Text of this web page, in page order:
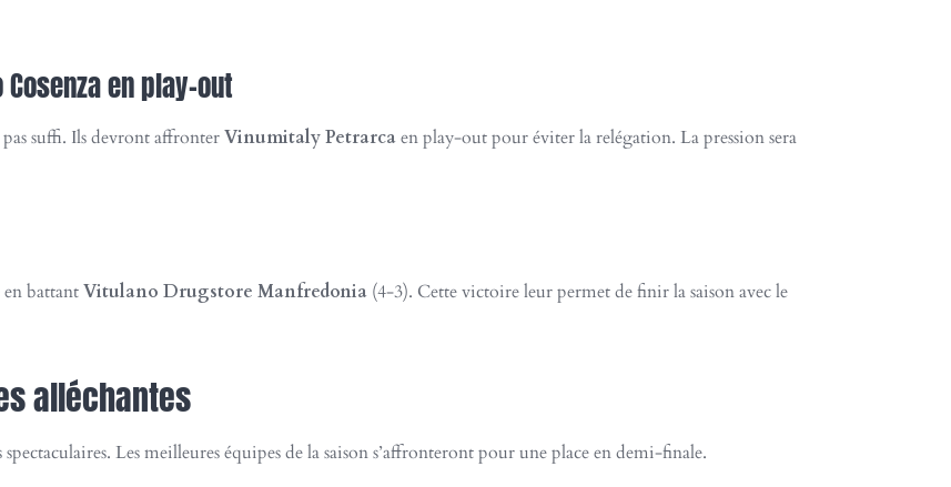
en play-out
pas suffi. Ils devront affronterVinumitaly Petrarcaen play-out pour éviter la relégation. La pression sera
en battantVitulano Drugstore Manfredonia (4-3). Cette victoire leur permet de finir la saison avec le
alléchantes
Les meilleures équipes de la saison s’affronteront pour une place en demi-finale.